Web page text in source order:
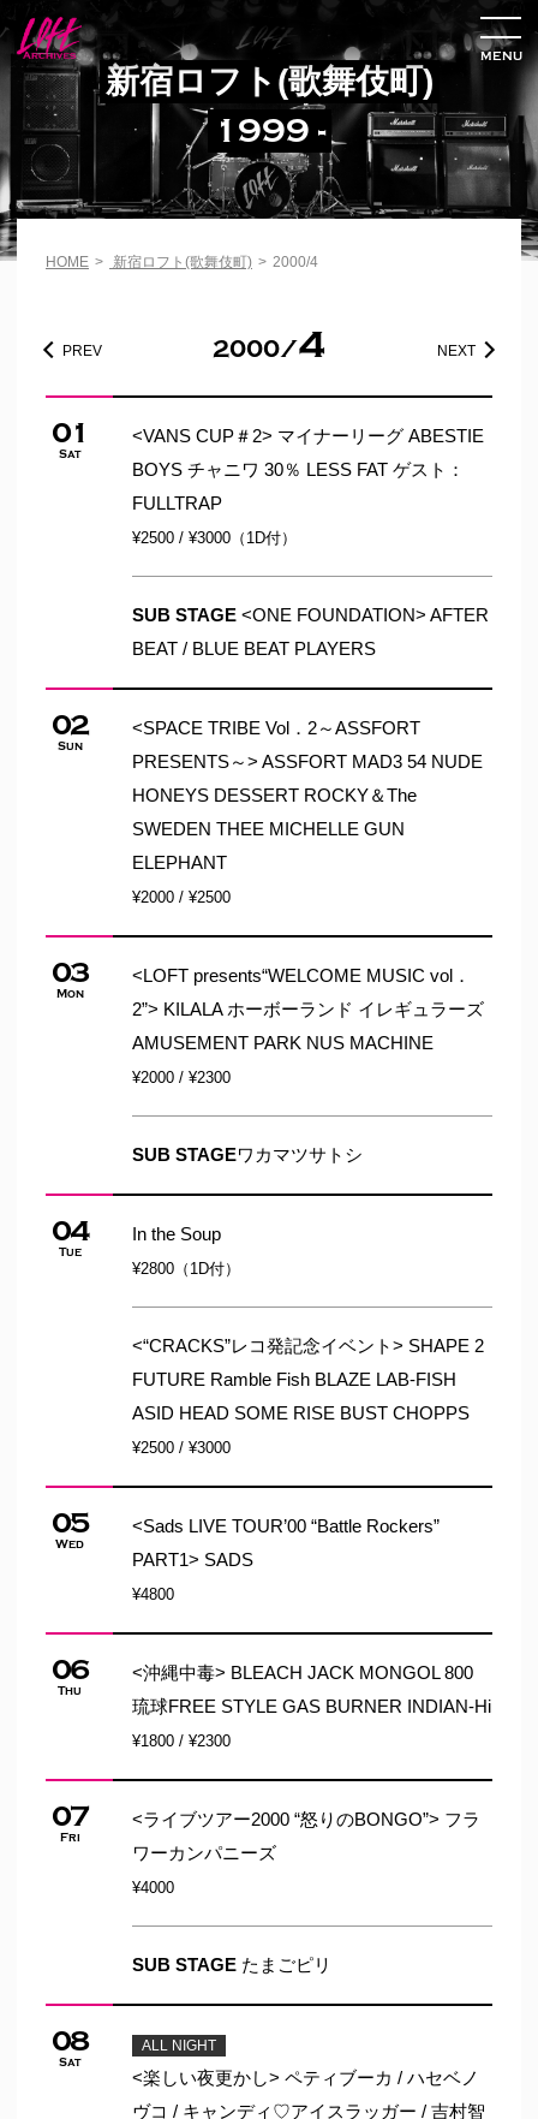
新宿ロフト(歌舞伎町)
1999 -
MENU
HOME > 新宿ロフト(歌舞伎町) > 2000/4
2000/4 NEXT
PREV
01
Sat
<VANS CUP＃2> マイナーリーグ ABESTIE
BOYS チャニワ 30％ LESS FAT ゲスト：
FULLTRAP
¥2500 / ¥3000（1D付）
SUB STAGE <ONE FOUNDATION> AFTER
BEAT / BLUE BEAT PLAYERS
02
Sun
<SPACE TRIBE Vol．2～ASSFORT
PRESENTS～> ASSFORT MAD3 54 NUDE
HONEYS DESSERT ROCKY＆The
SWEDEN THEE MICHELLE GUN
ELEPHANT
¥2000 / ¥2500
03
Mon
<LOFT presents“WELCOME MUSIC vol．
2”> KILALA ホーボーランド イレギュラーズ
AMUSEMENT PARK NUS MACHINE
¥2000 / ¥2300
SUB STAGEワカマツサトシ
04
Tue
In the Soup
¥2800（1D付）
<“CRACKS”レコ発記念イベント> SHAPE 2
FUTURE Ramble Fish BLAZE LAB-FISH
ASID HEAD SOME RISE BUST CHOPPS
¥2500 / ¥3000
05
Wed
<Sads LIVE TOUR’00 “Battle Rockers”
PART1> SADS
¥4800
06
Thu
<沖縄中毒> BLEACH JACK MONGOL 800
琉球FREE STYLE GAS BURNER INDIAN-Hi
¥1800 / ¥2300
07
Fri
<ライブツアー2000 “怒りのBONGO”> フラ
ワーカンパニーズ
¥4000
SUB STAGE たまごピリ
08
Sat
ALL NIGHT
<楽しい夜更かし> ペティブーカ / ハセベノ
ヴコ / キャンディ♡アイスラッガー / 吉村智